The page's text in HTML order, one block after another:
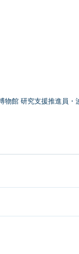
物館 研究支援推進員